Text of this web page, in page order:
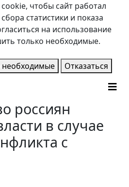
чтобы сайт работал
статистики и показа
на использование
только необходимые.
необходимые Отказаться
россиян
в случае
с